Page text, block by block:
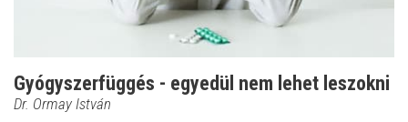
Gyógyszerfüggés - egyedül nem lehet leszokni
Dr. Ormay István